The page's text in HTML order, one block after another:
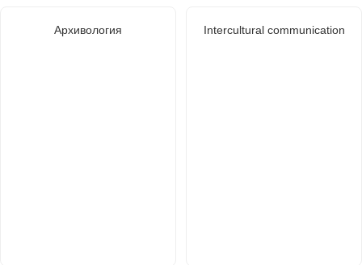
Архивология Intercultural communication